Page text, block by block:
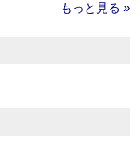
もっと見る »